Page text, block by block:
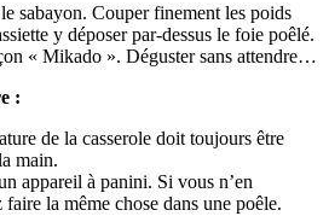
sabayon. Couper finement les poids
y déposer par-dessus le foie poêlé.
« Mikado ». Déguster sans attendre…
:
de la casserole doit toujours être
main.
appareil à panini. Si vous n’en
la même chose dans une poêle.